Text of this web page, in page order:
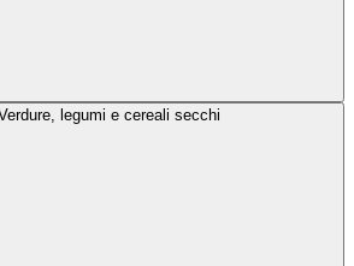
legumi e cereali secchi